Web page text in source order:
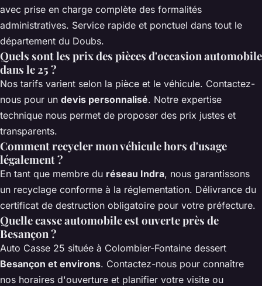
avec prise en charge complète des formalités
administratives. Service rapide et ponctuel dans tout le
département du Doubs.
Quels sont les prix des pièces d'occasion automobile
dans le 25 ?
Nos tarifs varient selon la pièce et le véhicule. Contactez-
nous pour un devis personnalisé. Notre expertise
technique nous permet de proposer des prix justes et
transparents.
Comment recycler mon véhicule hors d'usage
légalement ?
En tant que membre du réseau Indra, nous garantissons
un recyclage conforme à la réglementation. Délivrance du
certificat de destruction obligatoire pour votre préfecture.
Quelle casse automobile est ouverte près de
Besançon ?
Auto Casse 25 située à Colombier-Fontaine dessert
Besançon et environs. Contactez-nous pour connaître
nos horaires d'ouverture et planifier votre visite ou